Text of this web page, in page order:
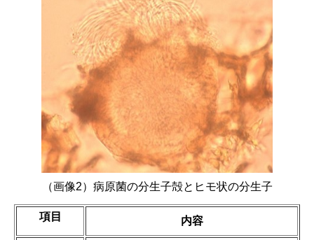
（画像2）病原菌の分生子殻とヒモ状の分生子
項目 内容